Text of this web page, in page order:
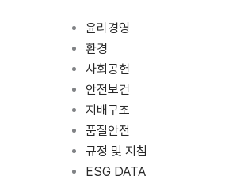
윤리경영
환경
사회공헌
안전보건
지배구조
품질안전
규정 및 지침
ESG DATA